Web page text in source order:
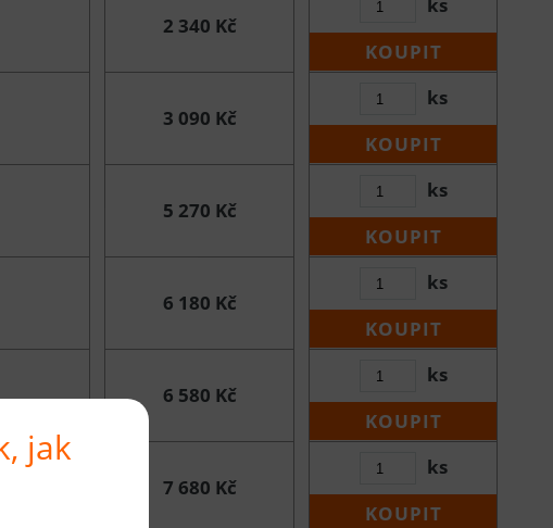
2 340 Kč
KOUPIT
3 090 Kč
ks
KOUPIT
5 270 Kč
ks
KOUPIT
6 180 Kč
ks
KOUPIT
6 580 Kč
ks
KOUPIT
7 680 Kč
ks
KOUPIT
jak